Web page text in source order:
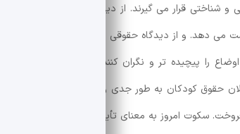
قرار می گیرند. از دیدگاه اجتماعی ، جامعه
می دهد. و از دیدگاه حقوقی ، عدم وجود مکانیسم های
را پیچیده تر و نگران کننده تر کرده است. اکنون
حقوق کودکان به طور جدی و هماهنگ عمل کنند تا
سکوت امروز به معنای تأیید فردا است.